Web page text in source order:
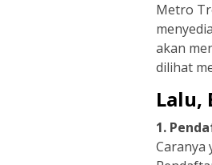
Metro
akan
dilihat
Lalu,
1.
Caranya